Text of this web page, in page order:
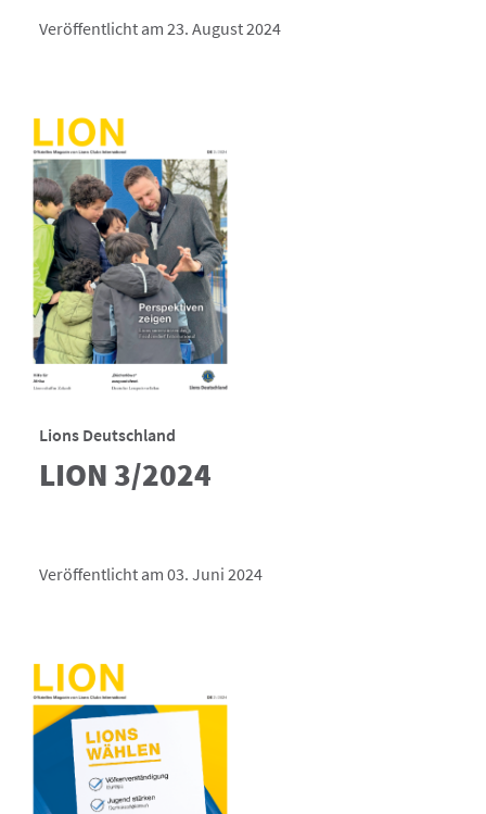
Veröffentlicht am 23. August 2024
Lions Deutschland
LION 3/2024
Veröffentlicht am 03. Juni 2024